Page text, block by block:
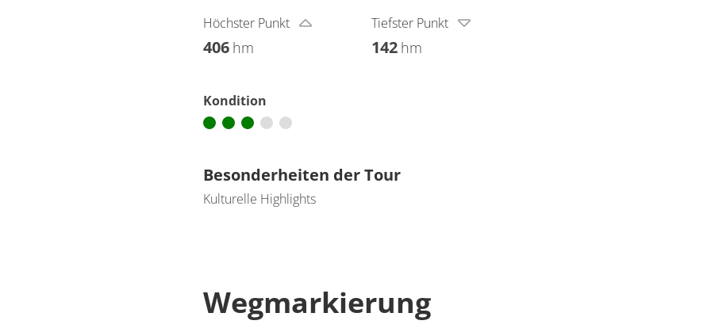
Höchster Punkt
406 hm
Tiefster Punkt
142 hm
Kondition
Besonderheiten der Tour
Kulturelle Highlights
Wegmarkierung